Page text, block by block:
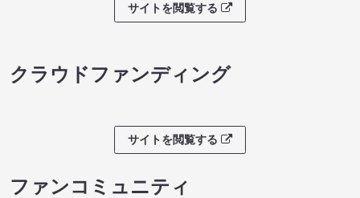
サイトを閲覧する
クラウドファンディング
サイトを閲覧する
ファンコミュニティ